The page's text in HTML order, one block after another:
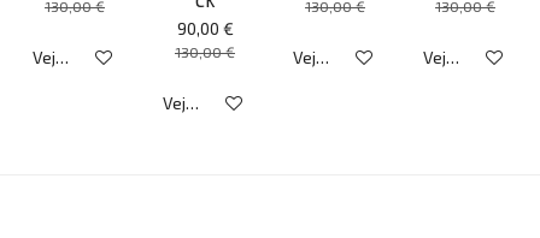
130,00 €
Veja detalhes
90,00 €
130,00 €
Veja detalhes
130,00 €
Veja detalhes
130,00 €
Veja detalhes